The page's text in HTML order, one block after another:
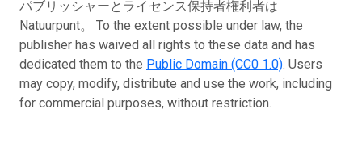
パブリッシャーとライセンス保持者権利者は
Natuurpunt。 To the extent possible under law, the
publisher has waived all rights to these data and has
dedicated them to the Public Domain (CC0 1.0). Users
may copy, modify, distribute and use the work, including
for commercial purposes, without restriction.